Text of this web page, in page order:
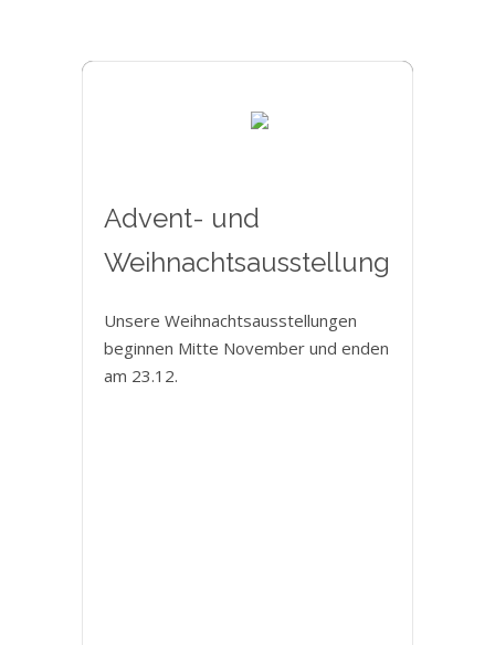
Advent- und
Weihnachtsausstellung
Unsere Weihnachtsausstellungen
beginnen Mitte November und enden
am 23.12.